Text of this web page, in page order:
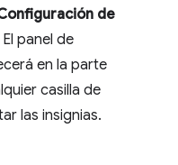
de
panel de
en la parte
casilla de
las insignias.